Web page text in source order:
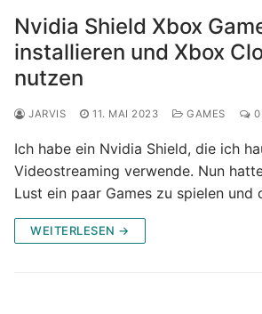
Nvidia Shield Xbox
installieren und Xbox
nutzen
JARVIS 11. MAI 2023 GAMES 0
Ich habe ein Nvidia Shield, die ich
Videostreaming verwende. Nun
Lust ein paar Games zu spielen
WEITERLESEN →